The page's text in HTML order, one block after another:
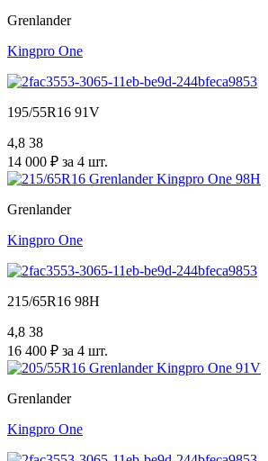
Grenlander
Kingpro One
195/55R16 91V
4,8 38
14 000 ₽ за 4 шт.
Grenlander
Kingpro One
215/65R16 98H
4,8 38
16 400 ₽ за 4 шт.
Grenlander
Kingpro One